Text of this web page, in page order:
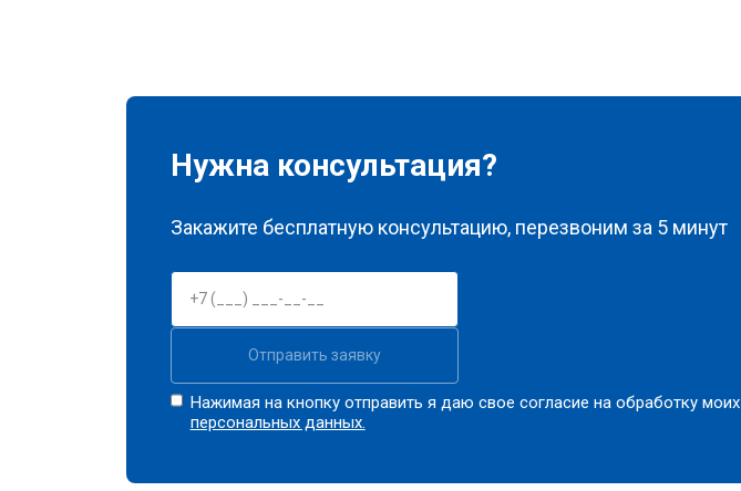
Нужна консультация?
Закажите бесплатную консультацию, перезвоним за 5 минут
Отправить заявку
Нажимая на кнопку отправить я даю свое согласие на обработку моих
персональных данных.